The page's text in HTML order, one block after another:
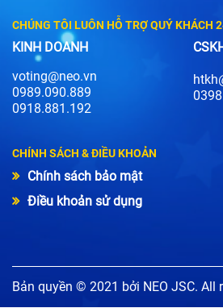
CHÚNG TÔI LUÔN HỖ TRỢ QUÝ KHÁCH
KINH DOANH
voting@neo.vn
0989.090.889
0918.881.192
CHÍNH SÁCH & ĐIỀU KHOẢN
Chính sách bảo mật
Điều khoản sử dụng
Bản quyền © 2021 bởi NEO JSC. All